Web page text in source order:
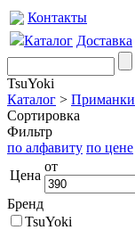
Контакты
Каталог Доставка
TsuYoki
Каталог > Приманки
Сортировка
Фильтр
по алфавиту по цене
Цена
от
Бренд
TsuYoki